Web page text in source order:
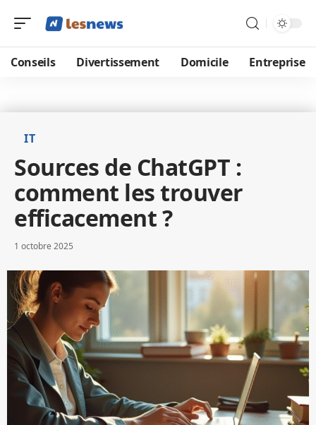
Conseils Divertissement Domicile Entreprise
IT
Sources de ChatGPT :
comment les trouver
efficacement ?
1 octobre 2025